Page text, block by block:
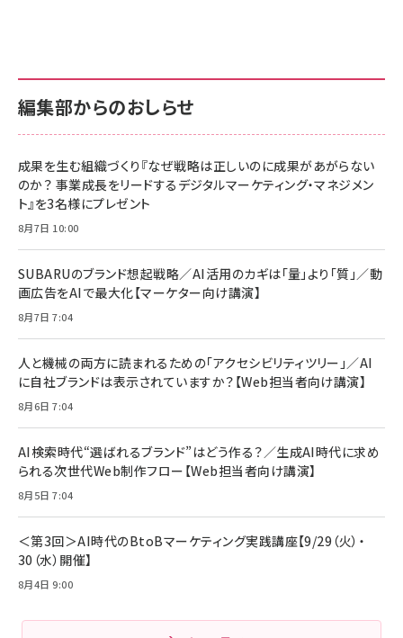
￥880
anan(アンアン)2026/06/24号 No.2500増刊
スペシャルエディション[王道エンタメの矜持／
￥1,100
anan(アンアン)2026/07/08号 No.2502[2026
￥880
ママ投資家が育休中に１億貯めた株式投資
組織の成果を最大化する ルールのデザイン
￥1,980
Amazonランキングをもっと見る
サポート正規品 メーカー保証5年 KLMEA128G
NIMASO ガラスフィルム iPhone 17 用 保護フィ
すい ガイド枠付き いPhone17 (6.3インチ) 対応
2枚セット DSP25F1698
￥1,599
￥6,980
全ワイヤレスイヤホン/アクティブノイズキャンセリ
技術基準適合】ブラック
￥5,990
ケーブル Anker絡まないケーブル 240W 結束バン
ド付き USB PD対応 シリコン素材採用 iPhone
17 / 16 / 15 / Galaxy iPad Pro MacBook
Pro/Air 各種対応 (1.8m ミッドナイトブラック)
￥1,890
サポート正規品 メーカー保証5年 KLMEA128G
Amazon eギフトカード - Amazonロゴ - クラ
￥5,000
Anker PowerLine III Flow USB-C & USB-C
Pro/Air 各種対応 (1.8m ミッドナイトブラック)
￥1,890
サッポロ 生ビール 黒ラベル 350ml 缶 24本 ビー
ル ケース買い【6/30応募〆切! 黒ラベルビヤセラー
￥4,857
編集部からのおしらせ
成果を生む組織づくり『なぜ戦略は正しいのに成果があがらない
のか？ 事業成長をリードするデジタルマーケティング・マネジメン
ト』を3名様にプレゼント
8月7日 10:00
SUBARUのブランド想起戦略／AI活用のカギは「量」より「質」／動
画広告をAIで最大化【マーケター向け講演】
8月7日 7:04
人と機械の両方に読まれるための「アクセシビリティツリー」／AI
に自社ブランドは表示されていますか？【Web担当者向け講演】
8月6日 7:04
AI検索時代“選ばれるブランド”はどう作る？／生成AI時代に求め
られる次世代Web制作フロー【Web担当者向け講演】
8月5日 7:04
＜第3回＞AI時代のBtoBマーケティング実践講座【9/29（火）・
30（水）開催】
8月4日 9:00